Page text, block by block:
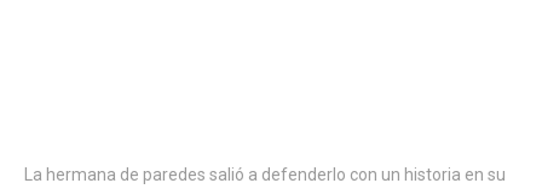
La hermana de paredes salió a defenderlo con un historia en su